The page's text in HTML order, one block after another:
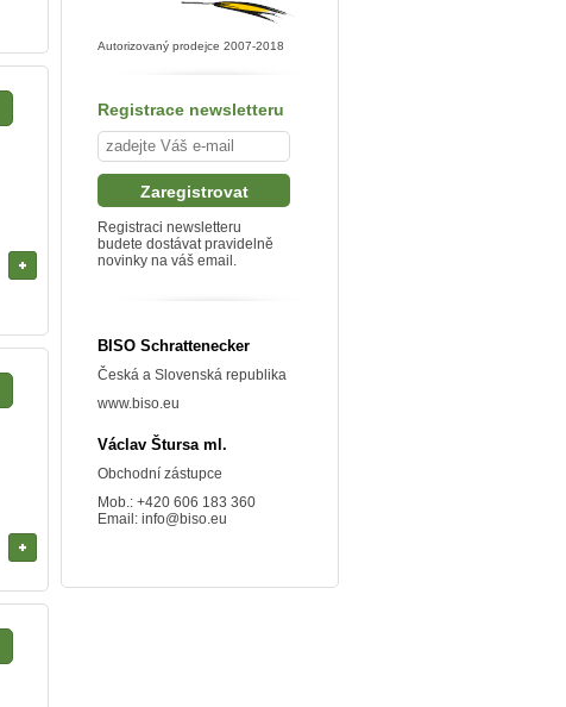
Autorizovaný prodejce 2007-2018
Registrace newsletteru
Registraci newsletteru
budete dostávat pravidelně
novinky na váš email.
BISO Schrattenecker
Česká a Slovenská republika
www.biso.eu
Václav Štursa ml.
Obchodní zástupce
Mob.: +420 606 183 360
Email: info@biso.eu